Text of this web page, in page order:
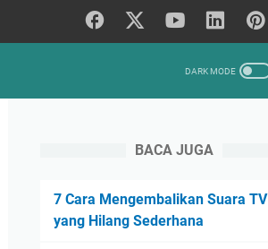
BACA JUGA
7 Cara Mengembalikan Suara TV
yang Hilang Sederhana